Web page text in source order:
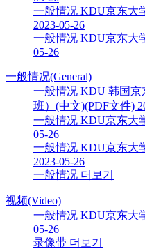
一般情况 KDU京东大
2023-05-26
一般情况 KDU京东大
05-26
一般情况(General)
一般情况 KDU 韩国京
班）(中文)(PDF文件)
一般情况 KDU京东大
05-26
一般情况 KDU京东大
2023-05-26
一般情况 더보기
视频(Video)
一般情况 KDU京东大
05-26
录像带 더보기